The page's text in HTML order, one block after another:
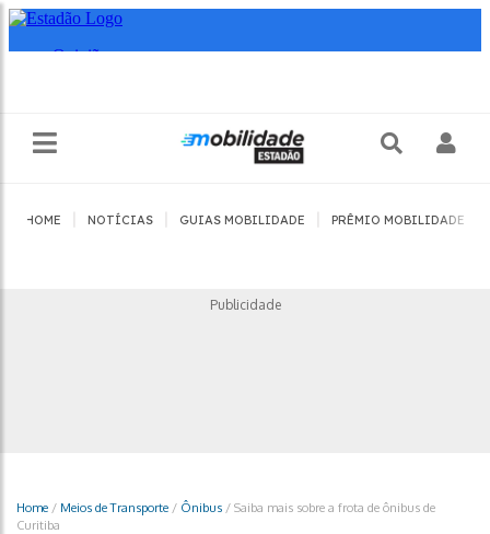
HOME NOTÍCIAS GUIAS MOBILIDADE PRÊMIO MOBILIDADE
Publicidade
Home / Meios de Transporte / Ônibus / Saiba mais sobre a frota de ônibus de
Curitiba